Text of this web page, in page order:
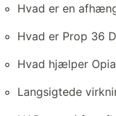
Hvad er en
Hvad er Prop 36
Hvad hjælper
Langsigtede